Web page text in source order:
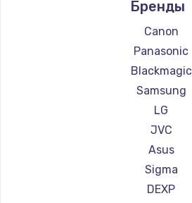
Замена системной /
908 руб.
Заказать
Восстановление цепей
2281 руб.
Заказать
Замена кнопки
228 руб.
Бренды
Canon
Panasonic
Blackmagic
Samsung
LG
JVC
Asus
Sigma
DEXP